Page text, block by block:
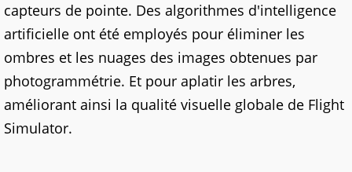
capteurs de pointe. Des algorithmes d'intelligence
artificielle ont été employés pour éliminer les
ombres et les nuages des images obtenues par
photogrammétrie. Et pour aplatir les arbres,
améliorant ainsi la qualité visuelle globale de Flight
Simulator.